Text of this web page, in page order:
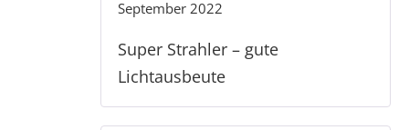
September 2022
Super Strahler – gute
Lichtausbeute